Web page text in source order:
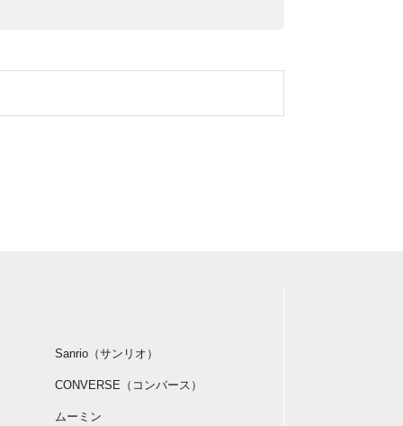
Sanrio（サンリオ）
CONVERSE（コンバース）
ムーミン